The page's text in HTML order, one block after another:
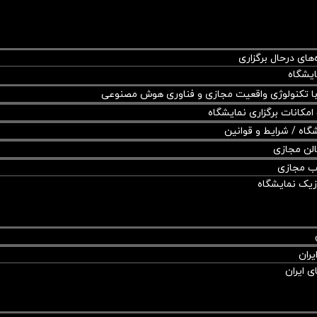
درحال برگزاری
با تکنولوژی واقعیت مجازی و فناوری هوش مصنوعی
برگزاری نمایشگاه
/ شرایط و قوانین
مجازی
مجازی
نمایشگاه
ایران